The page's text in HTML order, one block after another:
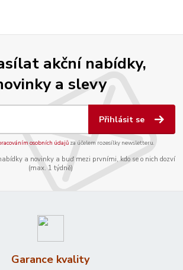
akční nabídky,
a slevy
Přihlásit se
osobních údajůza účelem rozesílky newsletteru.
a novinky a buď mezi prvními, kdo se o nich dozví
(max. 1 týdně)
Garance kvality